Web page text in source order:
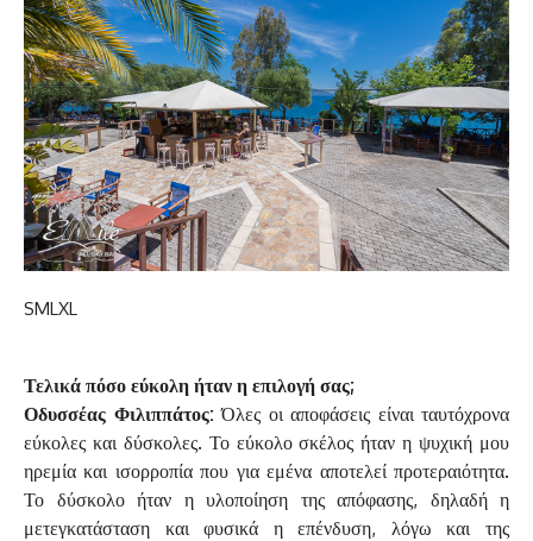
SMLXL
Τελικά πόσο εύκολη ήταν η επιλογή σας;
Οδυσσέας Φιλιππάτος: Όλες οι αποφάσεις είναι ταυτόχρονα
εύκολες και δύσκολες. Το εύκολο σκέλος ήταν η ψυχική μου
ηρεμία και ισορροπία που για εμένα αποτελεί προτεραιότητα.
Το δύσκολο ήταν η υλοποίηση της απόφασης, δηλαδή η
μετεγκατάσταση και φυσικά η επένδυση, λόγω και της